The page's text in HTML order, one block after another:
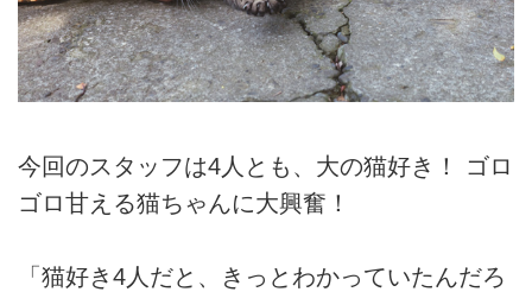
今回のスタッフは4人とも、大の猫好き！ ゴロ
ゴロ甘える猫ちゃんに大興奮！
「猫好き4人だと、きっとわかっていたんだろ